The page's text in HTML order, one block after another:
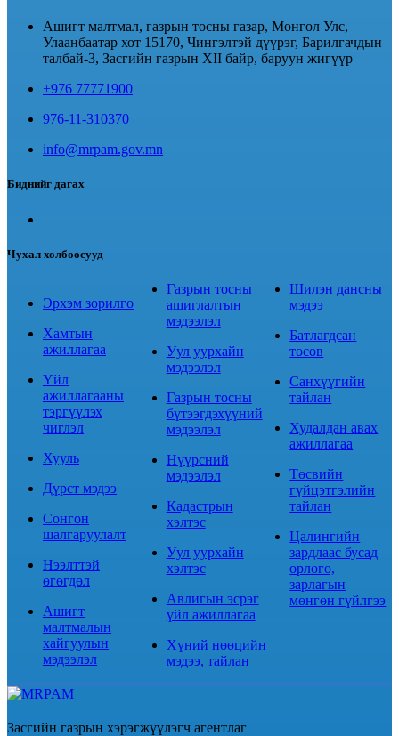
Ашигт малтмал, газрын тосны газар, Монгол Улс,
Улаанбаатар хот 15170, Чингэлтэй дүүрэг, Барилгачдын
талбай-3, Засгийн газрын XII байр, баруун жигүүр
+976 77771900
976-11-310370
info@mrpam.gov.mn
Биднийг дагах
Чухал холбоосууд
Эрхэм зорилго
Хамтын
ажиллагаа
Үйл
ажиллагааны
тэргүүлэх
чиглэл
Хууль
Дүрст мэдээ
Сонгон
шалгаруулалт
Нээлттэй
өгөгдөл
Ашигт
малтмалын
хайгуулын
мэдээлэл
Газрын тосны
ашиглалтын
мэдээлэл
Уул уурхайн
мэдээлэл
Газрын тосны
бүтээгдэхүүний
мэдээлэл
Нүүрсний
мэдээлэл
Кадастрын
хэлтэс
Уул уурхайн
хэлтэс
Авлигын эсрэг
үйл ажиллагаа
Хүний нөөцийн
мэдээ, тайлан
Шилэн дансны
мэдээ
Батлагдсан
төсөв
Санхүүгийн
тайлан
Худалдан авах
ажиллагаа
Төсвийн
гүйцэтгэлийн
тайлан
Цалингийн
зардлаас бусад
орлого,
зарлагын
мөнгөн гүйлгээ
Засгийн газрын хэрэгжүүлэгч агентлаг